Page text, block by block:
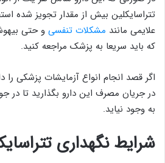
تتراسایکلین بیش از مقدار تجویز شده
علایمی مانند مشکلات تنفسی و حتی
که باید سریعا به پزشک مراجعه کنید.
اگر قصد انجام انواع آزمایشات پزشکی را
در جریان مصرف این دارو بگذارید تا
به وجود نیاید.
شرایط نگهداری